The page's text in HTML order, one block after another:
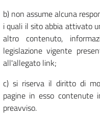
b) non assume alcuna
i quali il sito abbia attivato
altro contenuto,
legislazione vigente
all'allegato link;
c) si riserva il diritto di
pagine in esso contenute
preavviso.